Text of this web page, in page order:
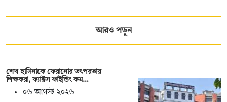
আরও পড়ুন
শেখ হাসিনাকে ফেরানোর তৎপরতায়
শিক্ষকরা, ফ্যাক্টস ফাইন্ডিং কম…
০৬ আগস্ট ২০২৬